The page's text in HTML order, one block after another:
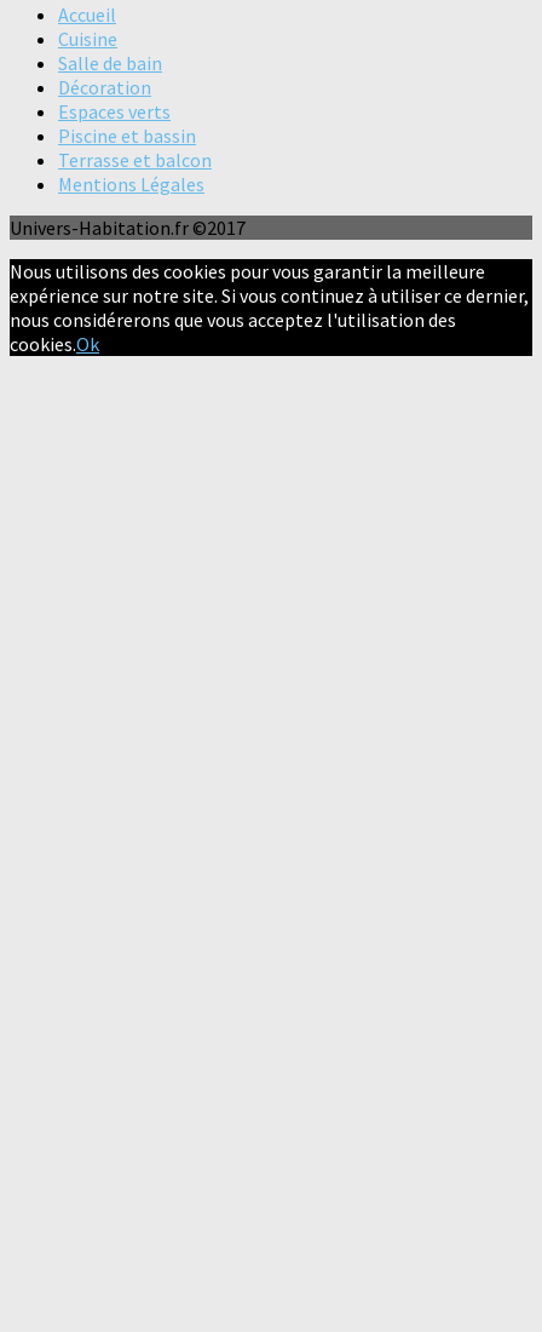
Accueil
Cuisine
Salle de bain
Décoration
Espaces verts
Piscine et bassin
Terrasse et balcon
Mentions Légales
Univers-Habitation.fr ©2017
Nous utilisons des cookies pour vous garantir la meilleure
expérience sur notre site. Si vous continuez à utiliser ce dernier,
nous considérerons que vous acceptez l'utilisation des
cookies.Ok